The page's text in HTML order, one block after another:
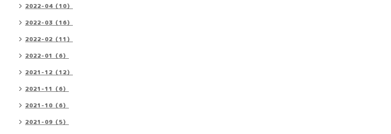
2022-04（10）
2022-03（16）
2022-02（11）
2022-01（6）
2021-12（12）
2021-11（6）
2021-10（6）
2021-09（5）